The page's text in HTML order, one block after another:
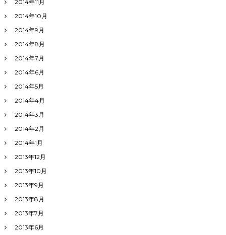
2014年11月
2014年10月
2014年9月
2014年8月
2014年7月
2014年6月
2014年5月
2014年4月
2014年3月
2014年2月
2014年1月
2013年12月
2013年10月
2013年9月
2013年8月
2013年7月
2013年6月